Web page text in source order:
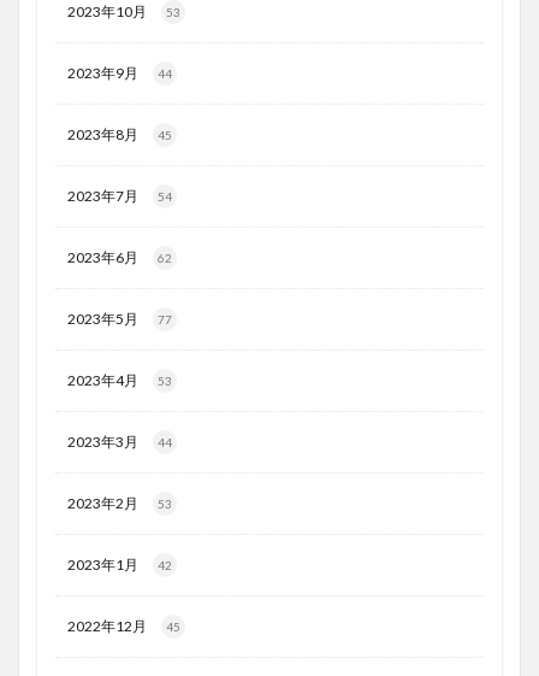
2023年10月 53
2023年9月 44
2023年8月 45
2023年7月 54
2023年6月 62
2023年5月 77
2023年4月 53
2023年3月 44
2023年2月 53
2023年1月 42
2022年12月 45